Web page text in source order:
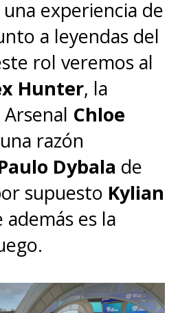
experiencia de
a leyendas del
rol veremos al
Hunter, la
Chloe
razón
Dybala de
supuesto Kylian
además es la